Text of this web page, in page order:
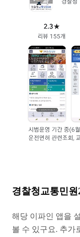
경찰청교통민원
해당 이파인 앱을
볼 수 있구요. 추가